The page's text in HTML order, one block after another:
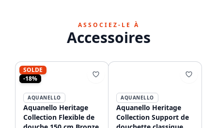
ASSOCIEZ-LE À
Accessoires
SOLDE
-18%
AQUANELLO
Aquanello Heritage
Collection Flexible de
AQUANELLO
Aquanello Heritage
Collection Support de